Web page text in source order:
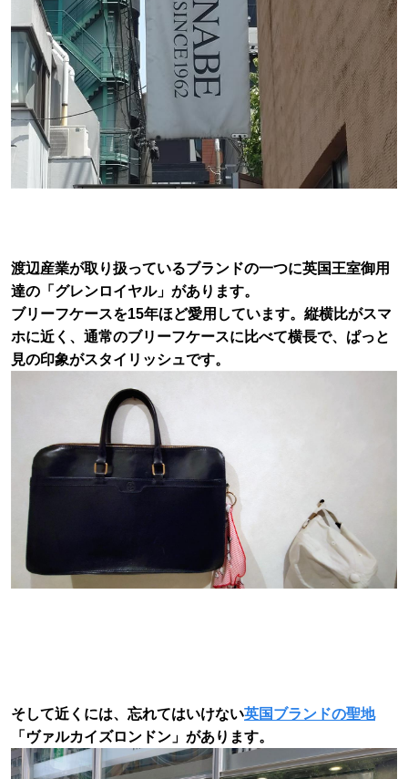
渡辺産業が取り扱っているブランドの一つに英国王室御用
達の「グレンロイヤル」があります。
ブリーフケースを15年ほど愛用しています。縦横比がスマ
ホに近く、通常のブリーフケースに比べて横長で、ぱっと
見の印象がスタイリッシュです。
そして近くには、忘れてはいけない英国ブランドの聖地
「ヴァルカイズロンドン」があります。